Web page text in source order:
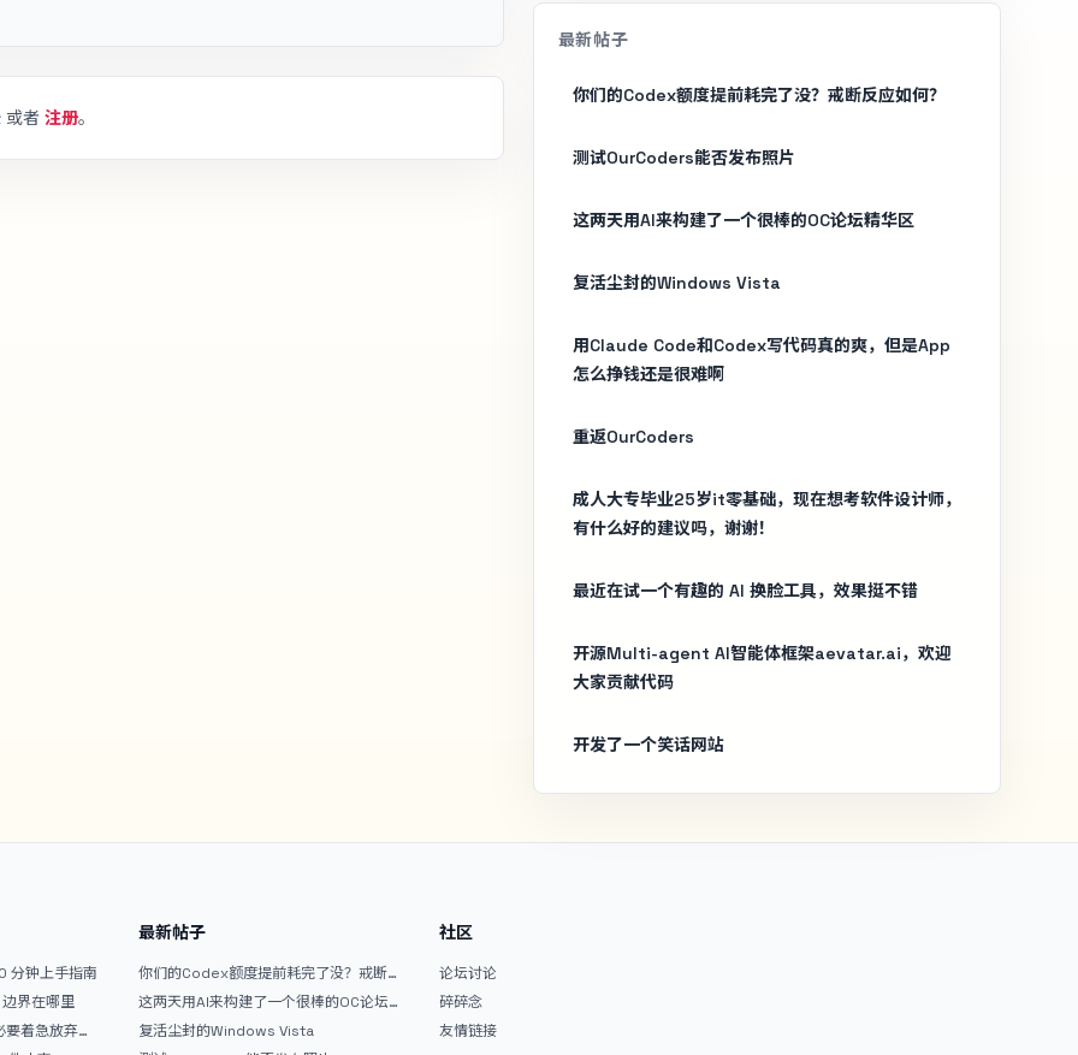
或者注册。
最新帖子
你们的Codex额度提前耗完了没？戒断反应如何？
测试OurCoders能否发布照片
这两天用AI来构建了一个很棒的OC论坛精华区
复活尘封的Windows Vista
用Claude Code和Codex写代码真的爽，但是App
怎么挣钱还是很难啊
重返OurCoders
成人大专毕业25岁it零基础，现在想考软件设计师，
有什么好的建议吗，谢谢！
最近在试一个有趣的 AI 换脸工具，效果挺不错
开源Multi-agent AI智能体框架aevatar.ai，欢迎
大家贡献代码
开发了一个笑话网站
分钟上手指南
界在哪里
要着急放弃
最新帖子
你们的Codex额度提前耗完了没？戒断
反应如何？
这两天用AI来构建了一个很棒的OC论坛
精华区
复活尘封的Windows Vista
社区
论坛讨论
碎碎念
友情链接